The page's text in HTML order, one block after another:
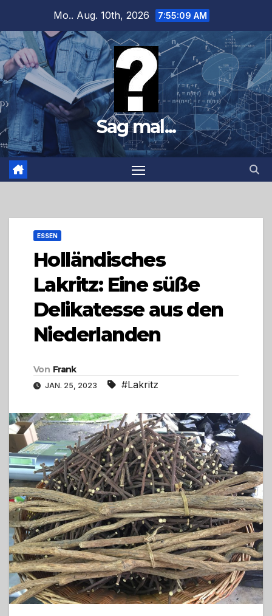
springen
Mo.. Aug. 10th, 2026 7:55:10 AM
Sag mal...
ESSEN
Holländisches
Lakritz: Eine süße
Delikatesse aus den
Niederlanden
Von Frank
JAN. 25, 2023 #Lakritz